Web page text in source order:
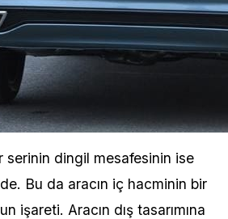
serinin dingil mesafesinin ise
Bu da aracın iç hacminin bir
işareti. Aracın dış tasarımına